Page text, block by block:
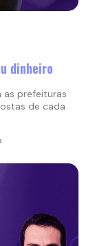
dinheiro
as prefeituras
de cada